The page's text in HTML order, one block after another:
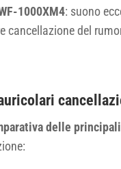
1000XM4: suono
cancellazione del
delle